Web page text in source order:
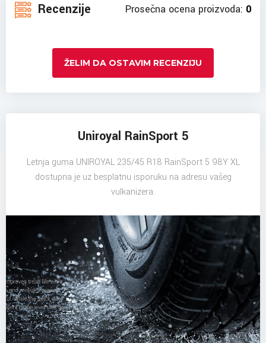
Recenzije Prosečna ocena proizvoda: 0
ŽELIM DA OSTAVIM RECENZIJU
Uniroyal RainSport 5
Letnja guma UNIROYAL 235/45 R18 RainSport 5 98Y XL
dostupna je uz besplatnu isporuku na adresu vašeg
vulkanizera.